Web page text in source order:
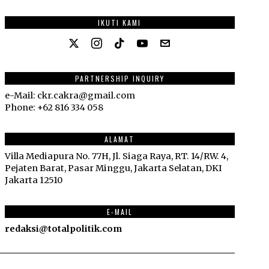
IKUTI KAMI
PARTNERSHIP INQUIRY
e-Mail: ckr.cakra@gmail.com
Phone: +62 816 334 058
ALAMAT
Villa Mediapura No. 77H, Jl. Siaga Raya, RT. 14/RW. 4,
Pejaten Barat, Pasar Minggu, Jakarta Selatan, DKI
Jakarta 12510
E-MAIL
redaksi@totalpolitik.com